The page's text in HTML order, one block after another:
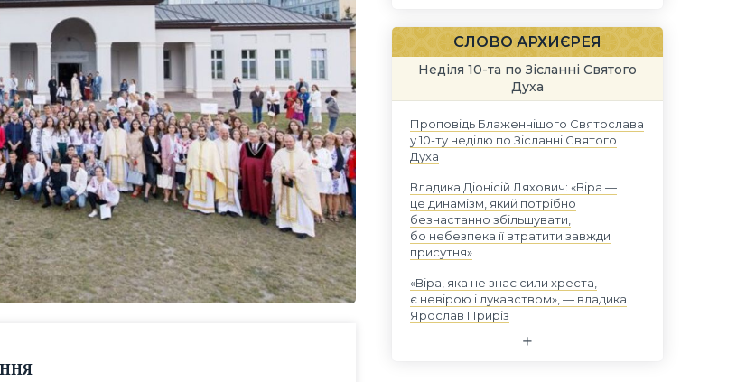
СЛОВО АРХИЄРЕЯ
Неділя 10-та по Зісланні Святого
Духа
Проповідь Блаженнішого Святослава
у 10-ту неділю по Зісланні Святого
Духа
Владика Діонісій Ляхович: «Віра —
це динамізм, який потрібно
безнастанно збільшувати,
бо небезпека її втратити завжди
присутня»
«Віра, яка не знає сили хреста,
є невірою і лукавством», — владика
Ярослав Приріз